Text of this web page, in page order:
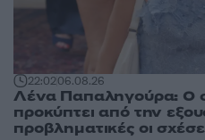
22:0206.08.26
Λένα Παπαληγούρα: Ο
προκύπτει από την
προβληματικές οι